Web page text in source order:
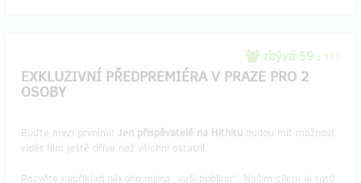
zbývá 59 z 177
EXKLUZIVNÍ PŘEDPREMIÉRA V PRAZE PRO 2
OSOBY
Buďte mezi prvními! Jen přispěvatelé na Hithitu budou mít možnost
vidět film ještě dříve než všichni ostatní.
Pozvěte například někoho mimo „vaši bublinu“. Našim cílem je totiž